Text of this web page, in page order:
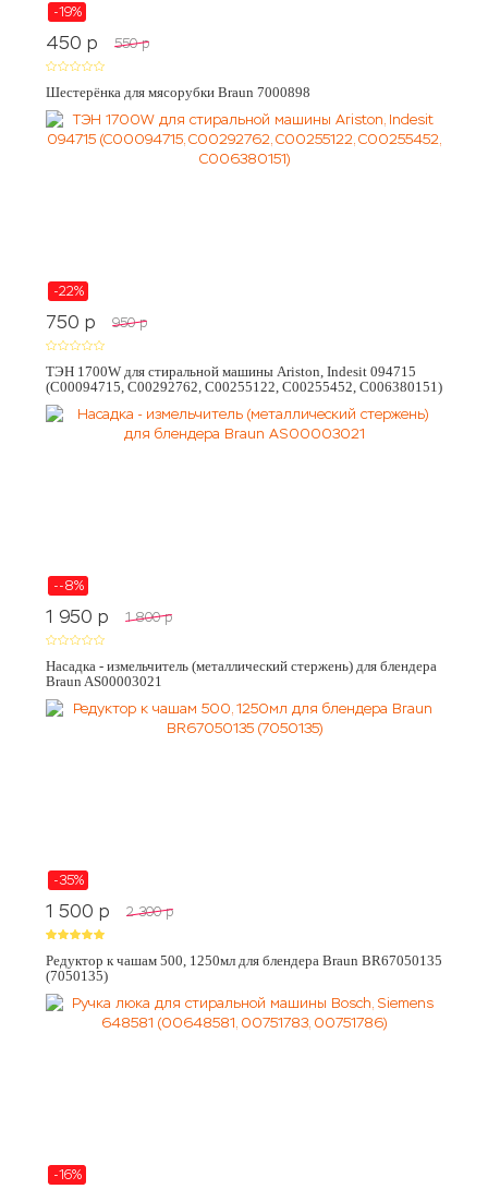
-19%
450 p 550 p
Шестерёнка для мясорубки Braun 7000898
-22%
750 p 950 p
ТЭН 1700W для стиральной машины Ariston, Indesit 094715
(C00094715, C00292762, C00255122, C00255452, C006380151)
--8%
1 950 p 1 800 p
Насадка - измельчитель (металлический стержень) для блендера
Braun AS00003021
-35%
1 500 p 2 300 p
Редуктор к чашам 500, 1250мл для блендера Braun BR67050135
(7050135)
-16%